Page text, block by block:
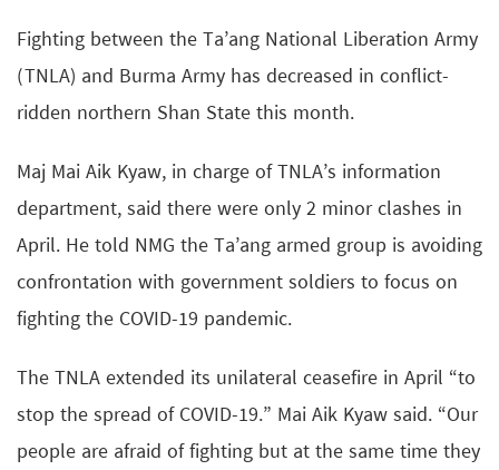
Fighting between the Ta’ang National Liberation Army
(TNLA) and Burma Army has decreased in conflict-
ridden northern Shan State this month.
Maj Mai Aik Kyaw, in charge of TNLA’s information
department, said there were only 2 minor clashes in
April. He told NMG the Ta’ang armed group is avoiding
confrontation with government soldiers to focus on
fighting the COVID-19 pandemic.
The TNLA extended its unilateral ceasefire in April “to
stop the spread of COVID-19.” Mai Aik Kyaw said. “Our
people are afraid of fighting but at the same time they